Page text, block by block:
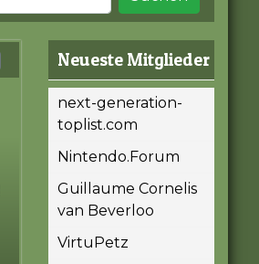
Neueste Mitglieder
next-generation-
toplist.com
Nintendo.Forum
Guillaume Cornelis
van Beverloo
VirtuPetz